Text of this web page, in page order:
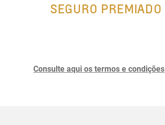
SEGURO PREMIADO
Consulte aqui os termos e condições